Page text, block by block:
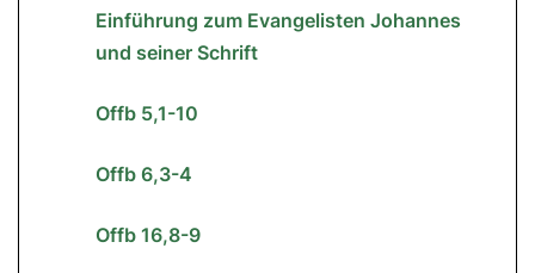
Einführung zum Evangelisten Johannes
und seiner Schrift
Offb 5,1-10
Offb 6,3-4
Offb 16,8-9